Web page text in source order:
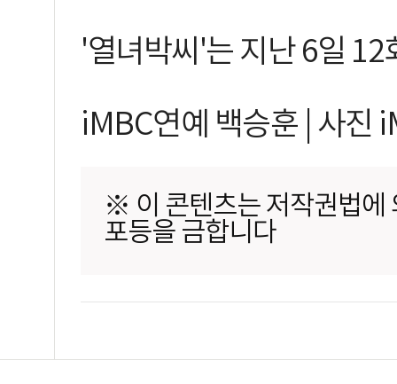
'열녀박씨'는 지난 6일 12
iMBC연예 백승훈 | 사진
※ 이 콘텐츠는 저작권법에
포등을 금합니다